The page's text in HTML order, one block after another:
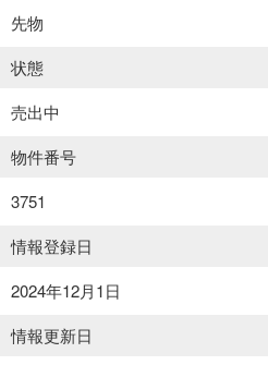
先物
状態
売出中
物件番号
3751
情報登録日
2024年12月1日
情報更新日